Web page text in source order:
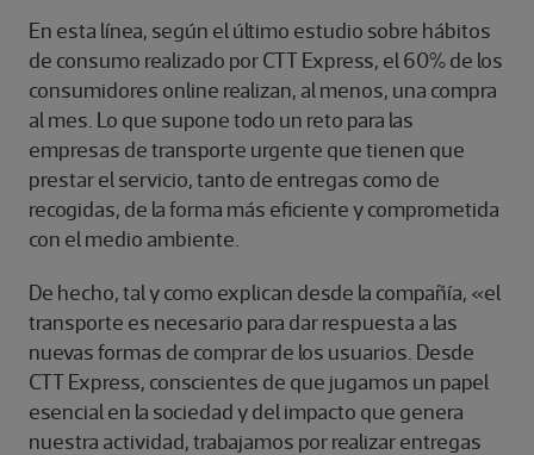
En esta línea, según el último estudio sobre hábitos
de consumo realizado por CTT Express, el 60% de los
consumidores online realizan, al menos, una compra
al mes. Lo que supone todo un reto para las
empresas de transporte urgente que tienen que
prestar el servicio, tanto de entregas como de
recogidas, de la forma más eficiente y comprometida
con el medio ambiente.
De hecho, tal y como explican desde la compañía, «el
transporte es necesario para dar respuesta a las
nuevas formas de comprar de los usuarios. Desde
CTT Express, conscientes de que jugamos un papel
esencial en la sociedad y del impacto que genera
nuestra actividad, trabajamos por realizar entregas